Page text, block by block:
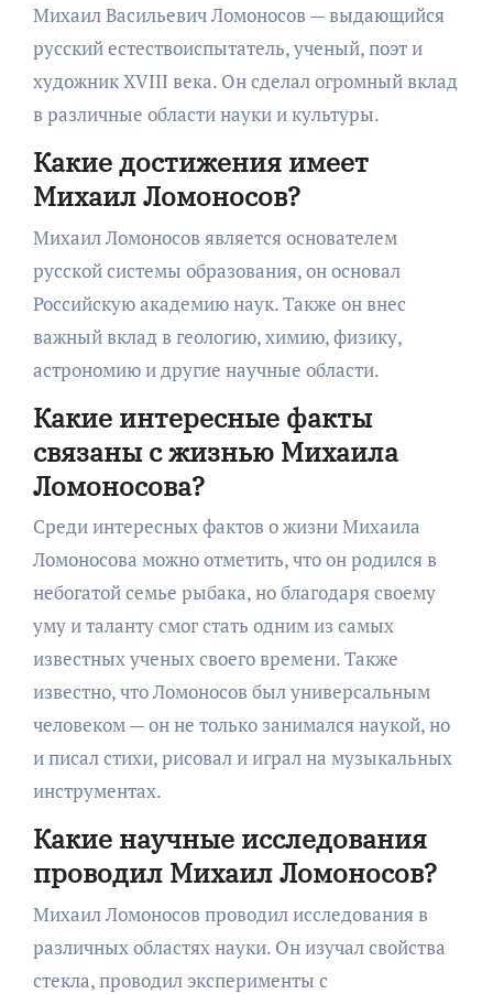
Михаил Васильевич Ломоносов — выдающийся
русский естествоиспытатель, ученый, поэт и
художник XVIII века. Он сделал огромный вклад
в различные области науки и культуры.
Какие достижения имеет
Михаил Ломоносов?
Михаил Ломоносов является основателем
русской системы образования, он основал
Российскую академию наук. Также он внес
важный вклад в геологию, химию, физику,
астрономию и другие научные области.
Какие интересные факты
связаны с жизнью Михаила
Ломоносова?
Среди интересных фактов о жизни Михаила
Ломоносова можно отметить, что он родился в
небогатой семье рыбака, но благодаря своему
уму и таланту смог стать одним из самых
известных ученых своего времени. Также
известно, что Ломоносов был универсальным
человеком — он не только занимался наукой, но
и писал стихи, рисовал и играл на музыкальных
инструментах.
Какие научные исследования
проводил Михаил Ломоносов?
Михаил Ломоносов проводил исследования в
различных областях науки. Он изучал свойства
стекла, проводил эксперименты с